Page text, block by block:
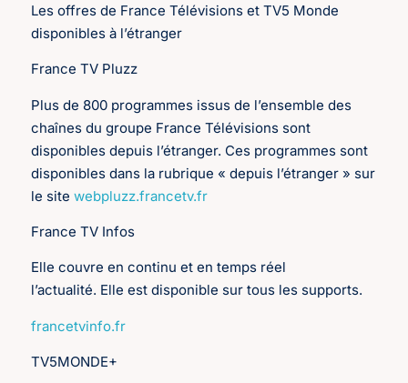
Les offres de France Télévisions et TV5 Monde
disponibles à l’étranger
France TV Pluzz
Plus de 800 programmes issus de l’ensemble des
chaînes du groupe France Télévisions sont
disponibles depuis l’étranger. Ces programmes sont
disponibles dans la rubrique « depuis l’étranger » sur
le sitewebpluzz.francetv.fr
France TV Infos
Elle couvre en continu et en temps réel
l’actualité. Elle est disponible sur tous les supports.
francetvinfo.fr
TV5MONDE+